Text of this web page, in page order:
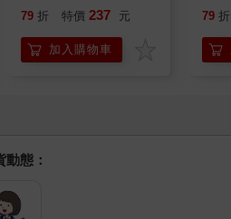
行動」打開大腦的行動
「行動派」的37個科
學方法
79 折 特價 237 元
加入購物車
79 折
態：